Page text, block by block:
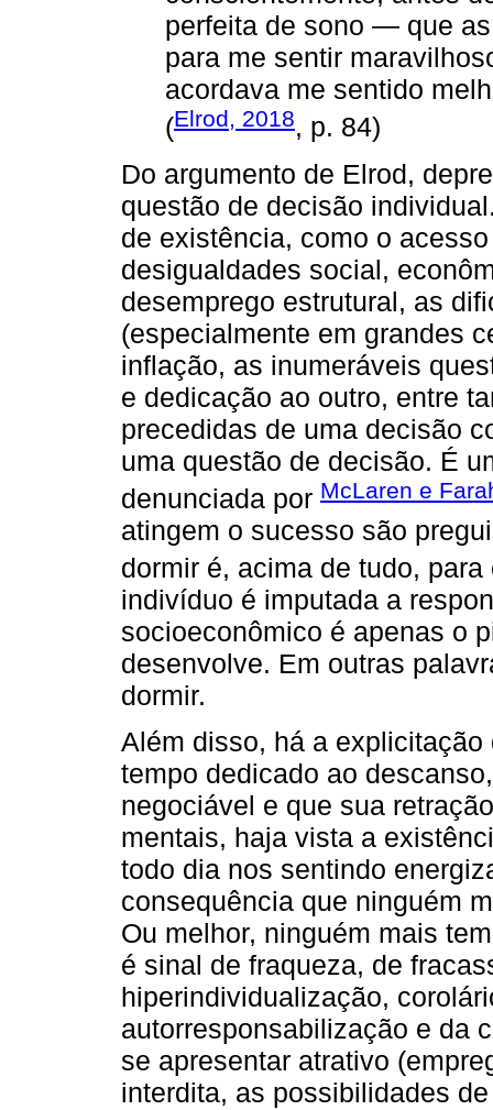
perfeita de sono — que
para me sentir
acordava me sentido
(Elrod, 2018, p. 84)
Do argumento de Elrod,
questão de decisão
de existência, como o
desigualdades social,
desemprego estrutural, as
(especialmente em grandes
inflação, as inumeráveis
e dedicação ao outro, entre
precedidas de uma decisão
uma questão de decisão. É
denunciada por McLaren e
atingem o sucesso são
dormir é, acima de tudo, para
indivíduo é imputada a
socioeconômico é apenas o
desenvolve. Em outras
dormir.
Além disso, há a
tempo dedicado ao
negociável e que sua
mentais, haja vista a
todo dia nos sentindo
consequência que ninguém
Ou melhor, ninguém mais
é sinal de fraqueza, de
hiperindividualização,
autorresponsabilização e da
se apresentar atrativo
interdita, as possibilidades